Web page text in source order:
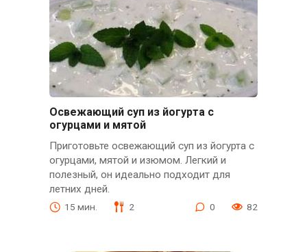
Освежающий суп из йогурта с
огурцами и мятой
Приготовьте освежающий суп из йогурта с
огурцами, мятой и изюмом. Легкий и
полезный, он идеально подходит для
летних дней.
15 мин. 2 0 82